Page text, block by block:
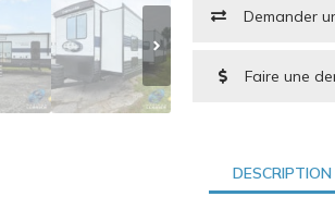
Demander
Faire une
DESCRIPTION